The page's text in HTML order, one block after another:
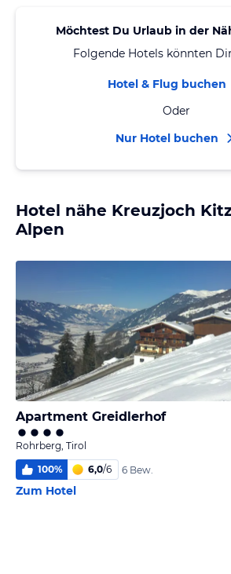
Möchtest Du Urlaub in der
Folgende Hotels könnten
Hotel & Flug buchen
Oder
Nur Hotel buchen
Hotel nähe Kreuzjoch
Alpen
Apartment Greidlerhof
Rohrberg, Tirol
100% 6,0/6 6 Bew.
Zum Hotel